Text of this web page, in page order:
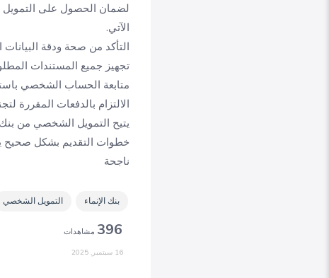
لضمان الحصول على التمويل
الآتي.
التأكد من صحة ودقة
تجهيز جميع المستندات
متابعة الحساب الشخصي
الالتزام بالدفعات المقررة
يتيح التمويل الشخصي من بنك
خطوات التقديم بشكل صحيح
ناجحة
بنك الإنماء التمويل الشخصي
396 مشاهدات
16 سبتمبر, 2025